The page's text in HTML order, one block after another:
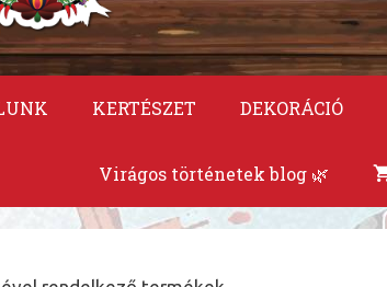
KERTÉSZET DEKORÁCIÓ
Virágos történetek blog 🌿